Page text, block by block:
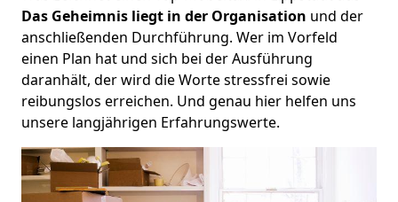
Das Geheimnis liegt in der Organisation und der
anschließenden Durchführung. Wer im Vorfeld
einen Plan hat und sich bei der Ausführung
daranhält, der wird die Worte stressfrei sowie
reibungslos erreichen. Und genau hier helfen uns
unsere langjährigen Erfahrungswerte.